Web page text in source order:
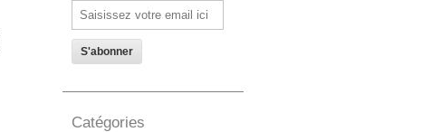
Email
Catégories